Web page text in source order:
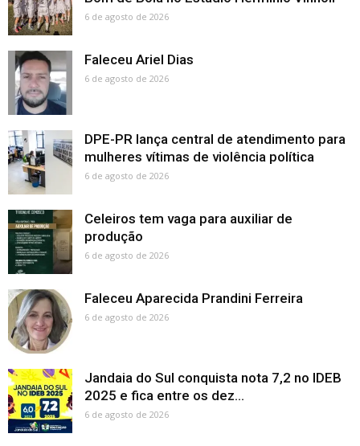
6 de agosto de 2026
Faleceu Ariel Dias
6 de agosto de 2026
DPE-PR lança central de atendimento para
mulheres vítimas de violência política
6 de agosto de 2026
Celeiros tem vaga para auxiliar de
produção
6 de agosto de 2026
Faleceu Aparecida Prandini Ferreira
6 de agosto de 2026
Jandaia do Sul conquista nota 7,2 no IDEB
2025 e fica entre os dez...
6 de agosto de 2026